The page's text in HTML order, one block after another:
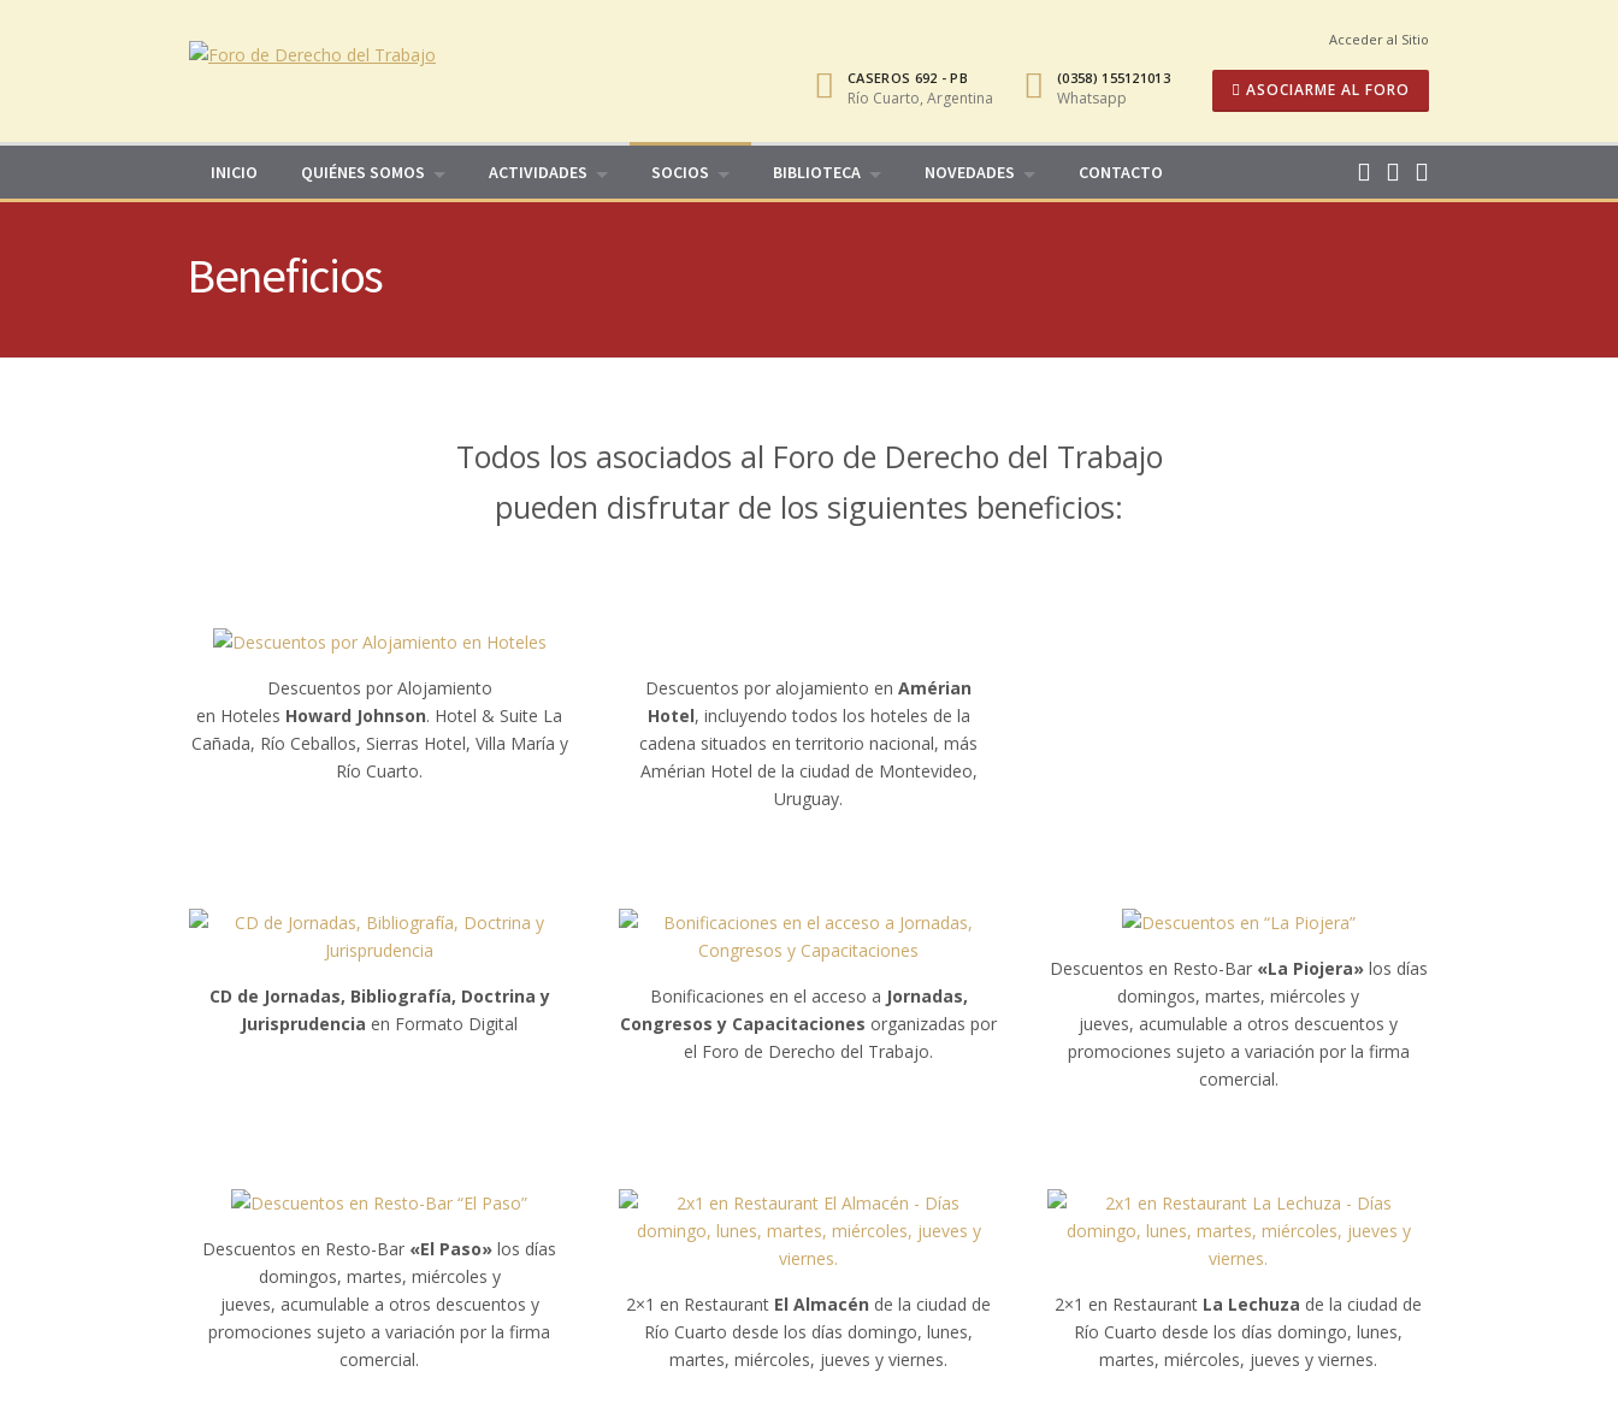
Acceder al Sitio
CASEROS 692 - PB
Río Cuarto, Argentina
(0358) 155121013
Whatsapp ASOCIARME AL FORO
INICIO QUIÉNES SOMOS ACTIVIDADES SOCIOS BIBLIOTECA NOVEDADES CONTACTO
Beneficios
Todos los asociados al Foro de Derecho del Trabajo
pueden disfrutar de los siguientes beneficios:
Descuentos por Alojamiento
en Hoteles Howard Johnson. Hotel & Suite La
Cañada, Río Ceballos, Sierras Hotel, Villa María y
Río Cuarto.
Descuentos por alojamiento enAmérian
Hotel, incluyendo todos los hoteles de la
cadena situados en territorio nacional, más
Amérian Hotel de la ciudad de Montevideo,
Uruguay.
CD de Jornadas, Bibliografía, Doctrina y
Jurisprudencia en Formato Digital
Bonificaciones en el acceso a Jornadas,
Congresos y Capacitaciones organizadas por
el Foro de Derecho del Trabajo.
Descuentos en Resto-Bar «La Piojera»los días
domingos, martes, miércoles y
jueves, acumulable a otros descuentos y
promociones sujeto a variación por la firma
comercial.
Descuentos en Resto-Bar «El Paso» los días
domingos, martes, miércoles y
jueves, acumulable a otros descuentos y
promociones sujeto a variación por la firma
comercial.
2×1 en Restaurant El Almacén de la ciudad de
Río Cuarto desde los días domingo, lunes,
martes, miércoles, jueves y viernes.
2×1 en Restaurant La Lechuza de la ciudad de
Río Cuarto desde los días domingo, lunes,
martes, miércoles, jueves y viernes.